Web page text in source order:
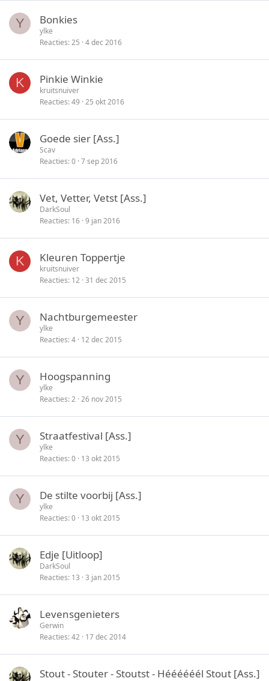
Y Bonkies
ylke
Reacties 25 4 dec 2016
K Pinkie Winkie
kruitsnuiver
Reacties 49 25 okt 2016
Goede sier [Ass.]
Scav
Reacties 0 7 sep 2016
Vet, Vetter, Vetst [Ass.]
DarkSoul
Reacties 16 9 jan 2016
K Kleuren Toppertje
kruitsnuiver
Reacties 12 31 dec 2015
Y Nachtburgemeester
ylke
Reacties 4 12 dec 2015
Y Hoogspanning
ylke
Reacties 2 26 nov 2015
Y Straatfestival [Ass.]
ylke
Reacties 0 13 okt 2015
Y De stilte voorbij [Ass.]
ylke
Reacties 0 13 okt 2015
Edje [Uitloop]
DarkSoul
Reacties 13 3 jan 2015
Levensgenieters
Gerwin
Reacties 42 17 dec 2014
Stout - Stouter - Stoutst - Héééééél Stout [Ass.]